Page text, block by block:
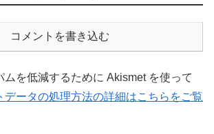
コメントを書き込む
ムを低減するために Akismet を使って
データの処理方法の詳細はこちらをご覧